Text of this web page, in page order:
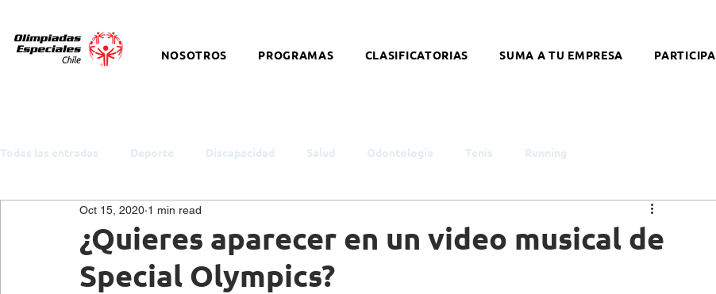
NOSOTROS PROGRAMAS CLASIFICATORIAS SUMA A TU EMPRESA PARTICIPA
Todas las entradas Deporte Discapacidad Salud Odontologia Tenis Running
ODS y Política Pública Empleo Género
Snowboard Equitación Discapacidad Intelectual
¿Quieres aparecer en un video musical de
Special Olympics?
Oct 15, 2020 1 min read